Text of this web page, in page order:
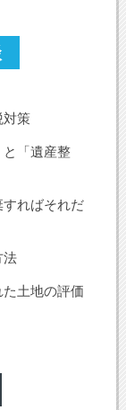
対策
「遺産整
ればそれだ
法
土地の評価